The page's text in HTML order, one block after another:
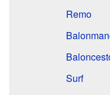
Remo
Surf